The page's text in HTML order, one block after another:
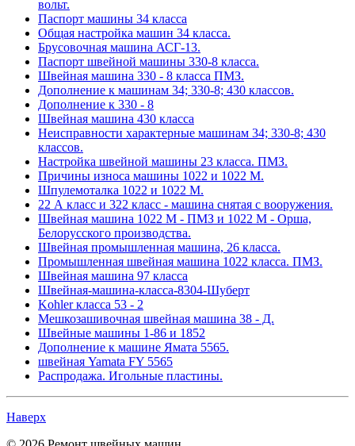
вольт.
Паспорт машины 34 класса
Общая настройка машин 34 класса.
Брусовочная машина АСГ-13.
Паспорт швейной машины 330-8 класса.
Швейная машина 330 - 8 класса ПМЗ.
Дополнение к машинам 34; 330-8; 430 классов.
Дополнение к 330 - 8
Швейная машина 430 класса
Неисправности характерные машинам 34; 330-8; 430
классов.
Настройка швейной машины 23 класса. ПМЗ.
Причины износа машины 1022 и 1022 М.
Шпулемоталка 1022 и 1022 М.
22 А класс и 322 класс - машина снятая с вооружения.
Швейная машина 1022 М - ПМЗ и 1022 М - Орша,
Белорусского производства.
Швейная промышленная машина, 26 класса.
Промышленная швейная машина 1022 класса. ПМЗ.
Швейная машина 97 класса
Швейная-машина-класса-8304-Шуберт
Kohler класса 53 - 2
Мешкозашивочная швейная машина 38 - Д.
Швейные машины 1-86 и 1852
Дополнение к машине Ямата 5565.
швейная Yamata FY 5565
Распродажа. Игольные пластины.
Наверх